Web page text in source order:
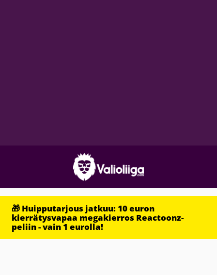
🎁 Huipputarjous jatkuu: 10 euron
kierrätysvapaa megakierros Reactoonz-
peliin - vain 1 eurolla!